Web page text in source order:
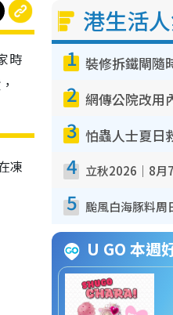
時
凍
港生活
1
2
3
4
5
U GO 本週